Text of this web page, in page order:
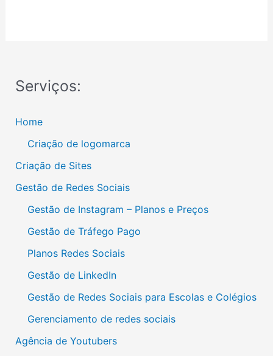
Serviços:
Home
Criação de logomarca
Criação de Sites
Gestão de Redes Sociais
Gestão de Instagram – Planos e Preços
Gestão de Tráfego Pago
Planos Redes Sociais
Gestão de LinkedIn
Gestão de Redes Sociais para Escolas e Colégios
Gerenciamento de redes sociais
Agência de Youtubers